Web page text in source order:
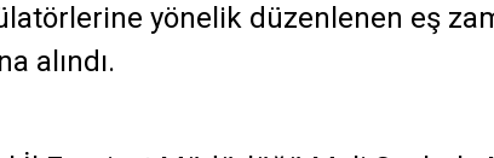
yönelik düzenlenen eş
alındı.